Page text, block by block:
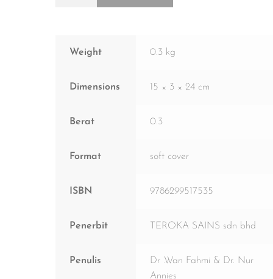
Weight 0.3 kg
Dimensions 15 × 3 × 24 cm
Berat 0.3
Format soft cover
ISBN 9786299517535
Penerbit TEROKA SAINS sdn bhd
Penulis
Dr .Wan Fahmi & Dr. Nur
Annies